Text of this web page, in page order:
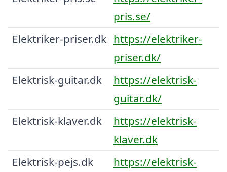
pris.se/
Elektriker-priser.dk https://elektriker-
priser.dk/
Elektrisk-guitar.dk
https://elektrisk-
guitar.dk/
Elektrisk-klaver.dk
https://elektrisk-
klaver.dk
Elektrisk-pejs.dk
https://elektrisk-